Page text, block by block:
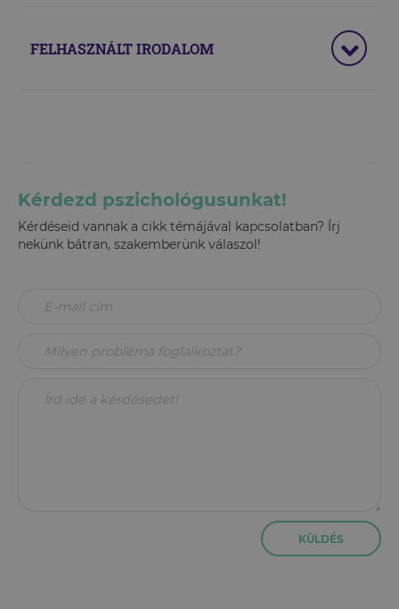
FELHASZNÁLT IRODALOM
Kérdezd pszichológusunkat!
Kérdéseid vannak a cikk témájával kapcsolatban? Írj
nekünk bátran, szakemberünk válaszol!
KÜLDÉS